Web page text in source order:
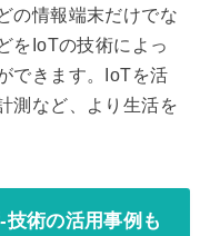
の情報端末だけでな
をIoTの技術によっ
できます。IoTを活
測など、より生活を
術の活用事例も